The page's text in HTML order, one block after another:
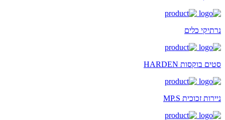
נרתיקי כלים
סטים בוקסות HARDEN
ניירות זכוכית MP.S